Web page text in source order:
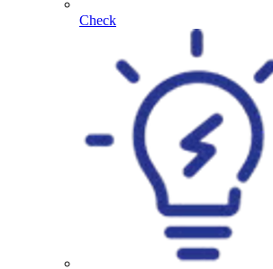
Check